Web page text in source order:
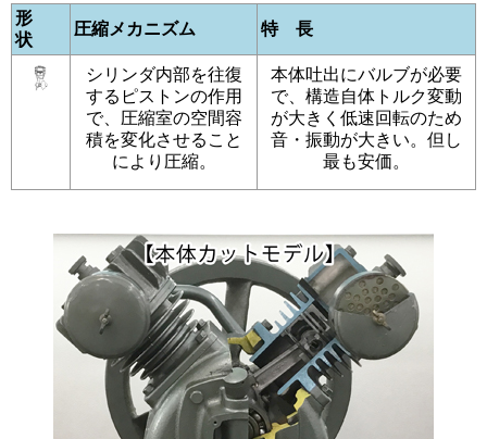
形
状
圧縮メカニズム 特 長
シリンダ内部を往復
するピストンの作用
で、圧縮室の空間容
積を変化させること
により圧縮。
本体吐出にバルブが必要
で、構造自体トルク変動
が大きく低速回転のため
音・振動が大きい。但し
最も安価。